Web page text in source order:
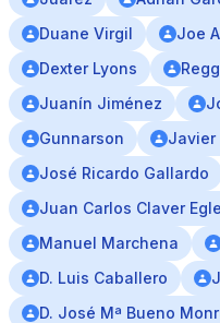
Duane Virgil
Joe
Dexter Lyons
Juanín Jiménez
Gunnarson
Javier
José Ricardo Gallardo
Juan Carlos Claver
Manuel Marchena
D. Luis Caballero
D. José Mª Bueno